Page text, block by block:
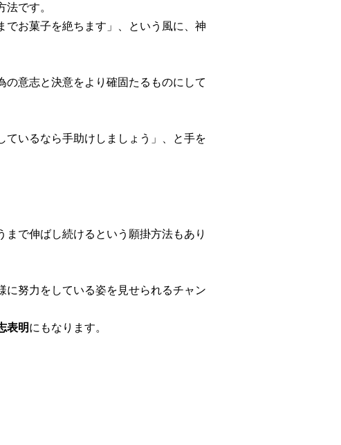
法です。
お菓子を絶ちます」、という風に、神
意志と決意をより確固たるものにして
いるなら手助けしましょう」、と手を
まで伸ばし続ける という願掛方法もあり
に努力をしている姿を見せられるチャン
表明にもなります。